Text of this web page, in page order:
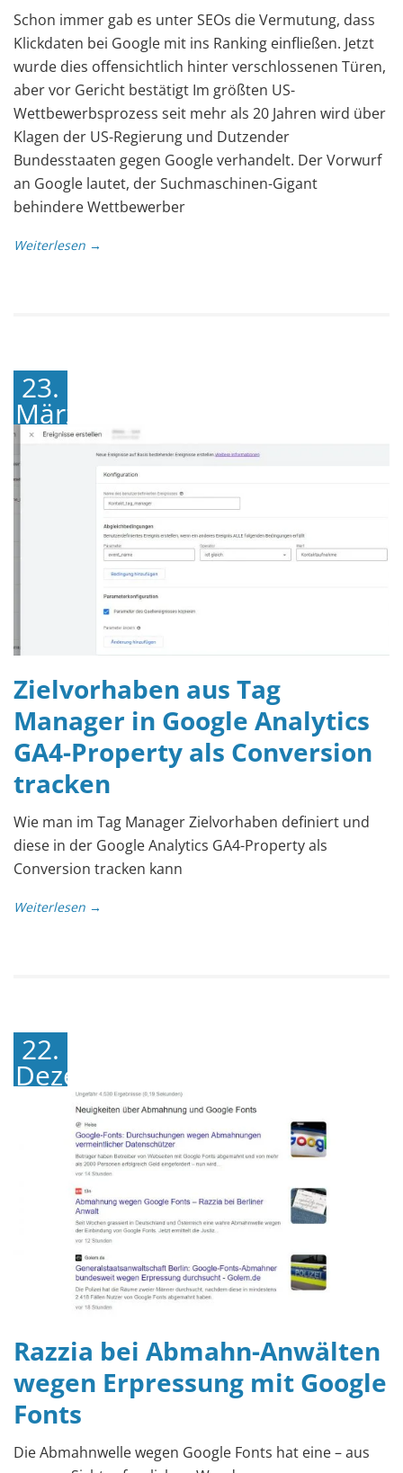
Schon immer gab es unter SEOs die Vermutung, dass
Klickdaten bei Google mit ins Ranking einfließen. Jetzt
wurde dies offensichtlich hinter verschlossenen Türen,
aber vor Gericht bestätigt Im größten US-
Wettbewerbsprozess seit mehr als 20 Jahren wird über
Klagen der US-Regierung und Dutzender
Bundesstaaten gegen Google verhandelt. Der Vorwurf
an Google lautet, der Suchmaschinen-Gigant
behindere Wettbewerber
Weiterlesen →
23.
März
2023
Zielvorhaben aus Tag
Manager in Google Analytics
GA4-Property als Conversion
tracken
Wie man im Tag Manager Zielvorhaben definiert und
diese in der Google Analytics GA4-Property als
Conversion tracken kann
Weiterlesen →
22.
Dezember
2022
Razzia bei Abmahn-Anwälten
wegen Erpressung mit Google
Fonts
Die Abmahnwelle wegen Google Fonts hat eine – aus